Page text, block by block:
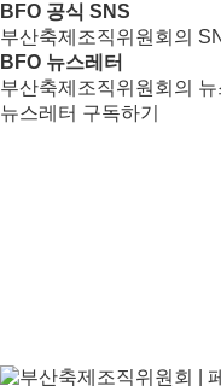
BFO 공식 SNS
부산축제조직위원회의
BFO 뉴스레터
부산축제조직위원회의
뉴스레터 구독하기